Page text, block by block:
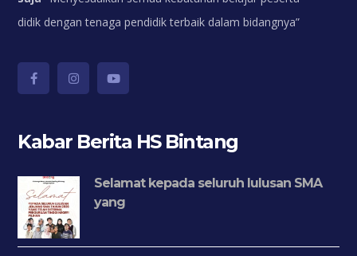
didik dengan tenaga pendidik terbaik dalam bidangnya”
Kabar Berita HS Bintang
Selamat kepada seluruh lulusan SMA
yang